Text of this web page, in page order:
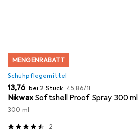
MENGENRABATT
Schuhpflegemittel
EUR
13,76 bei 2 Stück EUR
45,86/1l
Nikwax Softshell Proof Spray 300 ml
300 ml
2